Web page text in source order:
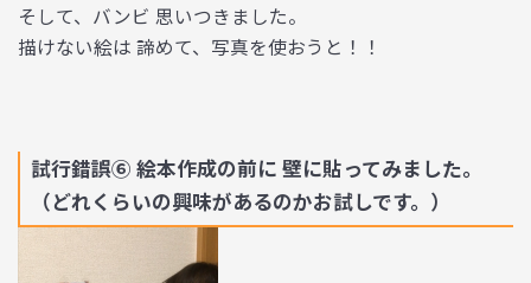
そして、バンビ 思いつきました。
描けない絵は 諦めて、写真を使おうと！！
試行錯誤⑥ 絵本作成の前に 壁に貼ってみました。
（どれくらいの興味があるのかお試しです。）